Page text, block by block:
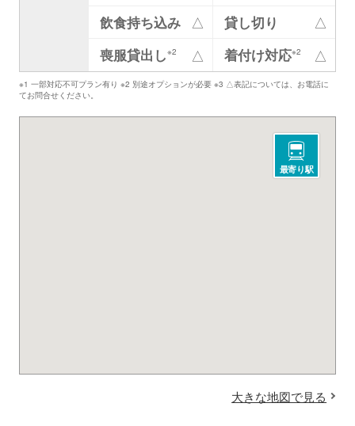
飲食持ち込み
△ 貸し切り
△
喪服貸出し※2 △ 着付け対応※2 △
※1 一部対応不可プラン有り ※2 別途オプションが必要 ※3 △表記については、お電話に
てお問合せください。
最寄り駅
大きな地図で見る